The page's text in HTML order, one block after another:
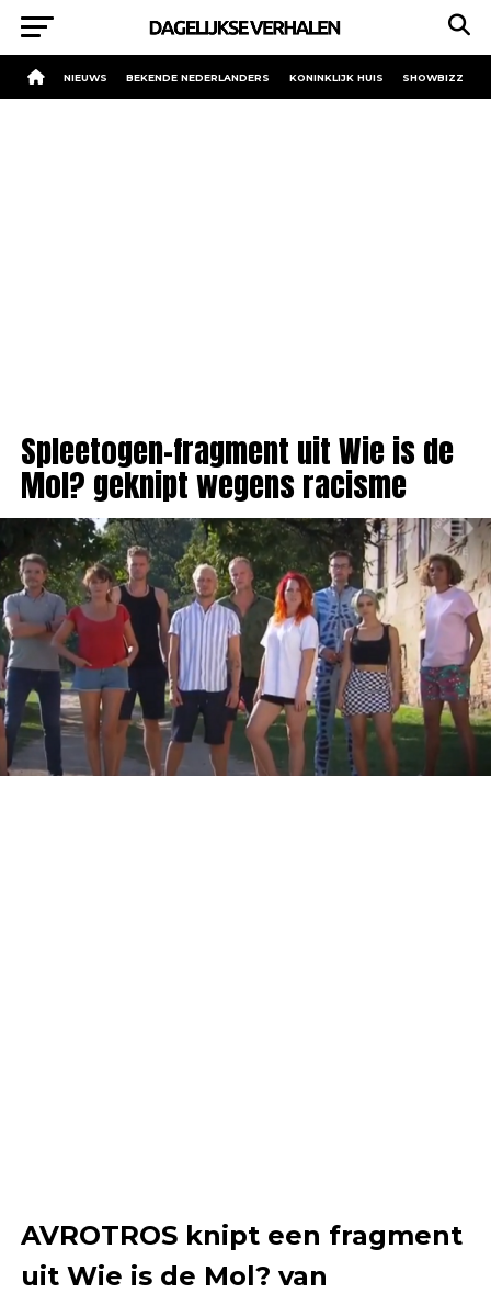
NIEUWS BEKENDE NEDERLANDERS KONINKLIJK HUIS SHOWBIZZ
Spleetogen-fragment uit Wie is de
Mol? geknipt wegens racisme
AVROTROS knipt een fragment
uit Wie is de Mol? van